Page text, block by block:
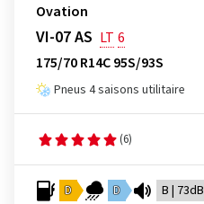
Ovation
VI-07 AS LT 6
175/70 R14C 95S/93S
Pneus 4 saisons utilitaire
(6)
D D B | 73dB